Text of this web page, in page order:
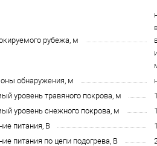
рубежа, м
обнаружения, м
уровень травяного покрова, м
1
уровень снежного покрова, м
1
питания, В
питания по цепи подогрева, В